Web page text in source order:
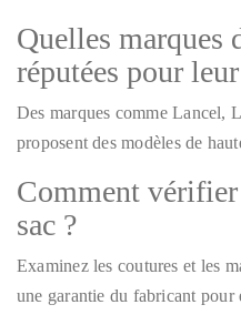
Quelles marques
réputées pour
Des marques comme Lancel,
proposent des modèles de
Comment
sac ?
Examinez les coutures et les
une garantie du fabricant